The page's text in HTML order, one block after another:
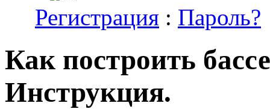
Регистрация : Пароль?
Как построить
Инструкция.